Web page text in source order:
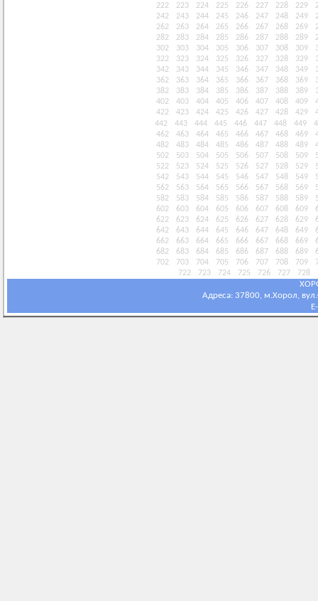
222
223 224 225 226 227 228 229
242
243 244 245 246 247 248 249
262
263 264 265 266 267 268 269
282
283 284 285 286 287 288 289
302
303 304 305 306 307 308 309
322
323 324 325 326 327 328 329
342
343 344 345 346 347 348 349
362
363 364 365 366 367 368 369
382
383 384 385 386 387 388 389
402
403 404 405 406 407 408 409
422
423 424 425 426 427 428 429
442
443 444 445 446 447 448 449
462
463 464 465 466 467 468 469
482
483 484 485 486 487 488 489
502
503 504 505 506 507 508 509
522
523 524 525 526 527 528 529
542
543 544 545 546 547 548 549
562
563 564 565 566 567 568 569
582
583 584 585 586 587 588 589
602
603 604 605 606 607 608 609
622
623 624 625 626 627 628 629
642
643 644 645 646 647 648 649
662
663 664 665 666 667 668 669
682
683 684 685 686 687 688 689
702
703 704 705 706 707 708 709
722
723 724 725 726 727 728
Адреса: 37800, м.Хорол,